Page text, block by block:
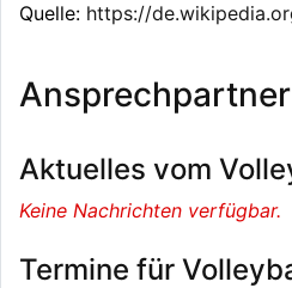
Quelle: https://
Ansprechpartner
Aktuelles vom
Keine Nachrichten verfügbar.
Termine für